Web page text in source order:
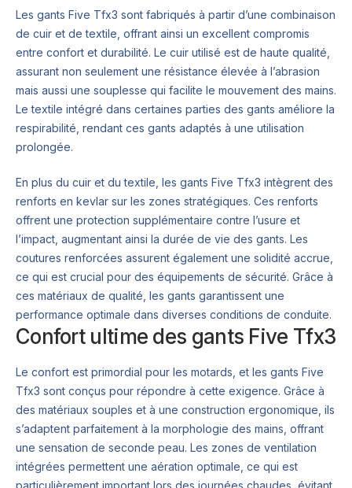
Les gants Five Tfx3 sont fabriqués à partir d’une combinaison
de cuir et de textile, offrant ainsi un excellent compromis
entre confort et durabilité. Le cuir utilisé est de haute qualité,
assurant non seulement une résistance élevée à l’abrasion
mais aussi une souplesse qui facilite le mouvement des mains.
Le textile intégré dans certaines parties des gants améliore la
respirabilité, rendant ces gants adaptés à une utilisation
prolongée.
En plus du cuir et du textile, les gants Five Tfx3 intègrent des
renforts en kevlar sur les zones stratégiques. Ces renforts
offrent une protection supplémentaire contre l’usure et
l’impact, augmentant ainsi la durée de vie des gants. Les
coutures renforcées assurent également une solidité accrue,
ce qui est crucial pour des équipements de sécurité. Grâce à
ces matériaux de qualité, les gants garantissent une
performance optimale dans diverses conditions de conduite.
Confort ultime des gants Five Tfx3
Le confort est primordial pour les motards, et les gants Five
Tfx3 sont conçus pour répondre à cette exigence. Grâce à
des matériaux souples et à une construction ergonomique, ils
s’adaptent parfaitement à la morphologie des mains, offrant
une sensation de seconde peau. Les zones de ventilation
intégrées permettent une aération optimale, ce qui est
particulièrement important lors des journées chaudes, évitant